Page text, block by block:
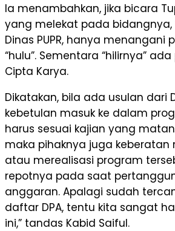
Ia menambahkan, jika bicara
yang melekat pada bidangnya,
Dinas PUPR, hanya menangani
“hulu”. Sementara “hilirnya”
Cipta Karya.
Dikatakan, bila ada usulan dari
kebetulan masuk ke dalam
harus sesuai kajian yang
maka pihaknya juga keberatan
atau merealisasi program
repotnya pada saat
anggaran. Apalagi sudah
daftar DPA, tentu kita sangat
ini,” tandas Kabid Saiful.